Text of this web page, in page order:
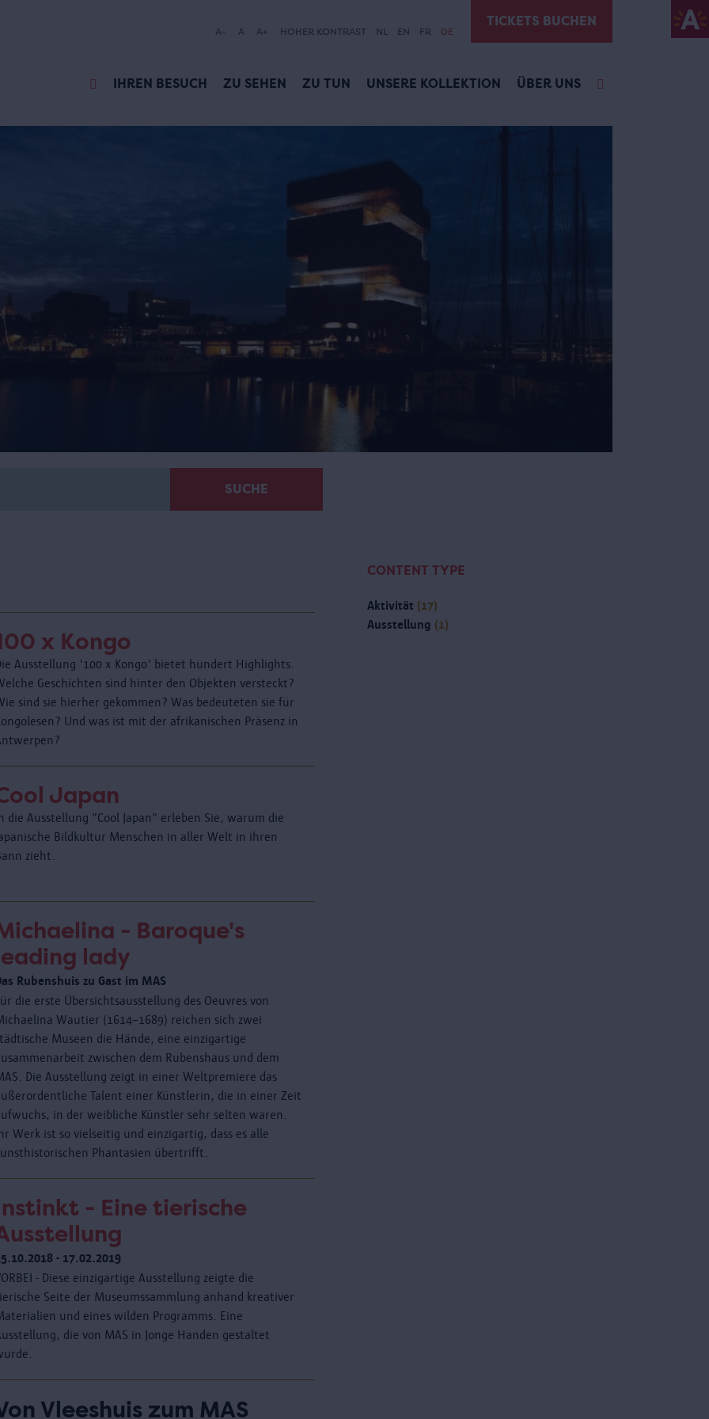
A- A A+ HOHER KONTRAST NL EN FR DE
TICKETS BUCHEN
IHREN BESUCH ZU SEHEN ZU TUN UNSERE KOLLEKTION ÜBER UNS
SUCHE
CONTENT TYPE
Aktivität (17)
Ausstellung (1)
x Kongo
Ausstellung '100 x Kongo' bietet hundert Highlights.
Geschichten sind hinter den Objekten versteckt?
sind sie hierher gekommen? Was bedeuteten sie für
Und was ist mit der afrikanischen Präsenz in
Japan
die Ausstellung "Cool Japan" erleben Sie, warum die
Bildkultur Menschen in aller Welt in ihren
zieht.
- Baroque's
lady
Rubenshuis zu Gast im MAS
die erste Übersichtsausstellung des Oeuvres von
Wautier (1614–1689) reichen sich zwei
Museen die Hände, eine einzigartige
zwischen dem Rubenshaus und dem
Die Ausstellung zeigt in einer Weltpremiere das
Talent einer Künstlerin, die in einer Zeit
in der weibliche Künstler sehr selten waren.
Werk ist so vielseitig und einzigartig, dass es alle
Phantasien übertrifft.
- Eine tierische
- 17.02.2019
- Diese einzigartige Ausstellung zeigte die
Seite der Museumssammlung anhand kreativer
und eines wilden Programms. Eine
die von MAS in Jonge Handen gestaltet
Vleeshuis zum MAS